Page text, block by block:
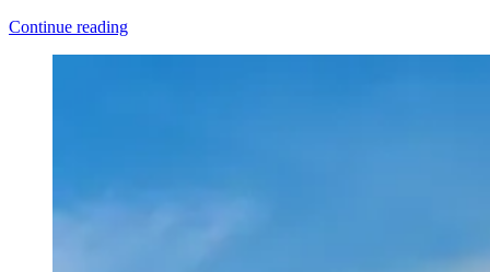
Continue reading